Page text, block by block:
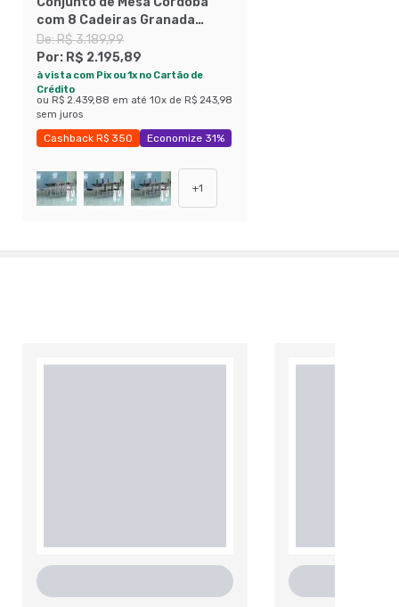
com 8 Cadeiras Granada
Branco Prata e Branco Floral
De:R$ 3.189,99
Por: R$ 2.195,89
à vista com Pix ou 1x no Cartão de
Crédito
ou R$ 2.439,88 em até 10x de R$ 243,98
sem juros
Cashback R$ 350 Economize 31%
+1